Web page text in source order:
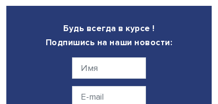
экономического развития страны.
Дата публикации: 09.06.2026
Поделиться